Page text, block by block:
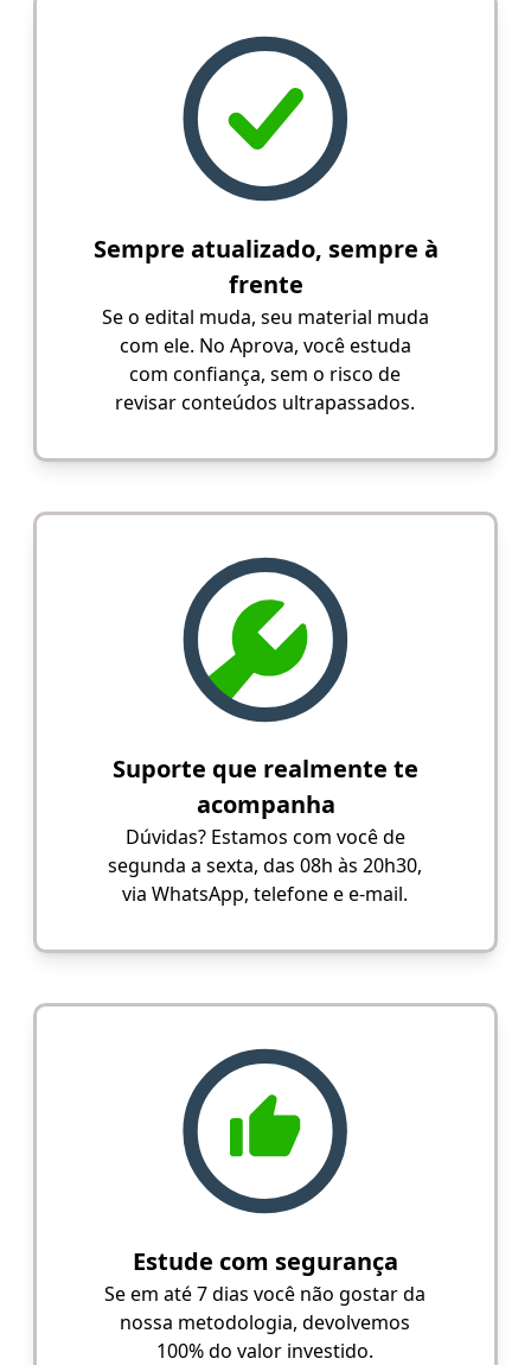
Sempre atualizado, sempre à
frente
Se o edital muda, seu material muda
com ele. No Aprova, você estuda
com confiança, sem o risco de
revisar conteúdos ultrapassados.
Suporte que realmente te
acompanha
Dúvidas? Estamos com você de
segunda a sexta, das 08h às 20h30,
via WhatsApp, telefone e e-mail.
Estude com segurança
Se em até 7 dias você não gostar da
nossa metodologia, devolvemos
100% do valor investido.